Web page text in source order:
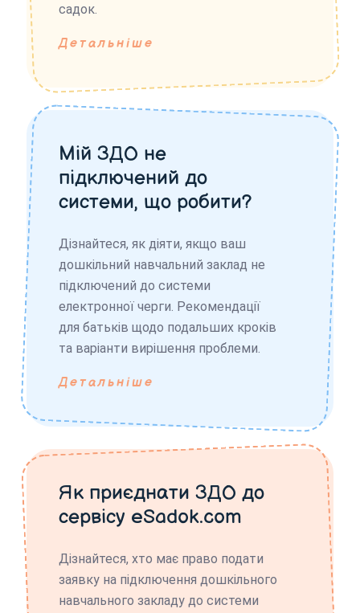
садок.
Детальніше
Мій ЗДО не
підключений до
системи, що робити?
Дізнайтеся, як діяти, якщо ваш
дошкільний навчальний заклад не
підключений до системи
електронної черги. Рекомендації
для батьків щодо подальших кроків
та варіанти вирішення проблеми.
Детальніше
Як приєднати ЗДО до
сервісу eSadok.com
Дізнайтеся, хто має право подати
заявку на підключення дошкільного
навчального закладу до системи